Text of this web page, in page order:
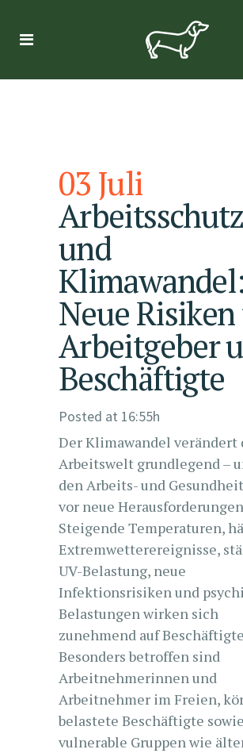
03 Juli
Arbeitsschutz
und
Neue
Arbeitgeber
Beschäftigte
Posted at 16:55h
Der Klimawandel verändert
Arbeitswelt grundlegend –
den Arbeits- und
vor neue
Steigende Temperaturen,
Extremwetterereignisse,
UV-Belastung, neue
Infektionsrisiken und
Belastungen wirken sich
zunehmend auf
Besonders betroffen sind
Arbeitnehmerinnen und
Arbeitnehmer im Freien,
belastete Beschäftigte sowie
vulnerable Gruppen wie